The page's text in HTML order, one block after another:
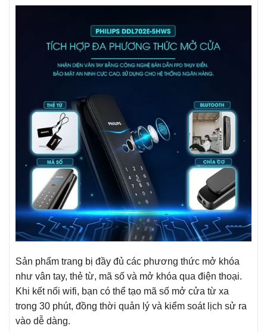
Sản phẩm trang bị đầy đủ các phương thức mở khóa
như vân tay, thẻ từ, mã số và mở khóa qua điện thoại.
Khi kết nối wifi, bạn có thể tạo mã số mở cửa từ xa
trong 30 phút, đồng thời quản lý và kiểm soát lịch sử ra
vào dễ dàng.